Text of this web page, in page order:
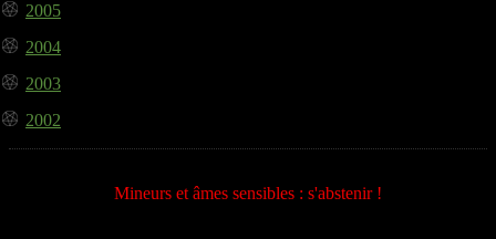
2005
2004
2003
2002
Mineurs et âmes sensibles : s'abstenir !